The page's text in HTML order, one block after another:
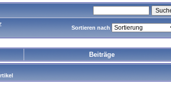
Sortieren nach
Beiträge